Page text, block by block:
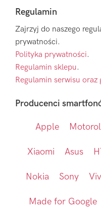
Regulamin
Zajrzyj do naszego
prywatności.
Polityka prywatności.
Regulamin sklepu.
Regulamin serwisu oraz
Producenci
Apple
Xiaomi Asus
Nokia Sony
Made for Google